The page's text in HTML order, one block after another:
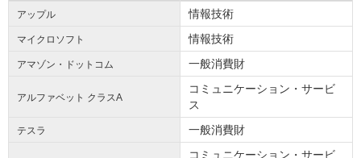
アップル
情報技術
マイクロソフト 情報技術
アマゾン・ドットコム 一般消費財
アルファベット クラスA
コミュニケーション・サービ
ス
テスラ 一般消費財
コミュニケーション・サービ